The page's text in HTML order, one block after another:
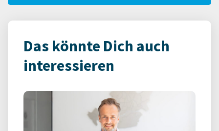
Das könnte Dich auch
interessieren